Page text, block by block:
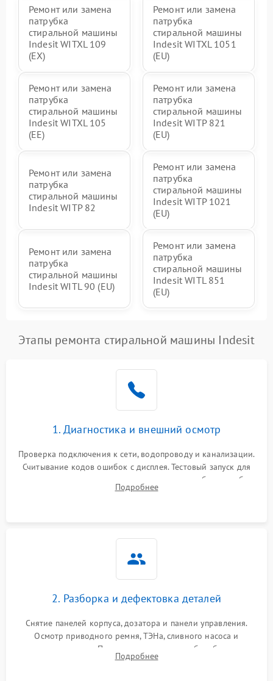
Ремонт или замена
патрубка
стиральной машины
Indesit WITXL 109
(EX)
Ремонт или замена
патрубка
стиральной машины
Indesit WITXL 1051
(EU)
Ремонт или замена
патрубка
стиральной машины
Indesit WITXL 105
(EE)
Ремонт или замена
патрубка
стиральной машины
Indesit WITP 821
(EU)
Ремонт или замена
патрубка
стиральной машины
Indesit WITP 82
Ремонт или замена
патрубка
стиральной машины
Indesit WITP 1021
(EU)
Ремонт или замена
патрубка
стиральной машины
Indesit WITL 90 (EU)
Ремонт или замена
патрубка
стиральной машины
Indesit WITL 851
(EU)
Этапы ремонта стиральной машины Indesit
1. Диагностика и внешний осмотр
Проверка подключения к сети, водопроводу и канализации.
Считывание кодов ошибок с дисплея. Тестовый запуск для
выявления посторонних шумов, протечек или сбоев в работе
электронного модуля управления.
Подробнее
2. Разборка и дефектовка деталей
Снятие панелей корпуса, дозатора и панели управления.
Осмотр приводного ремня, ТЭНа, сливного насоса и
амортизаторов. Проверка подшипников барабана и
крестовины на износ, а манжеты люка на разрывы.
Подробнее